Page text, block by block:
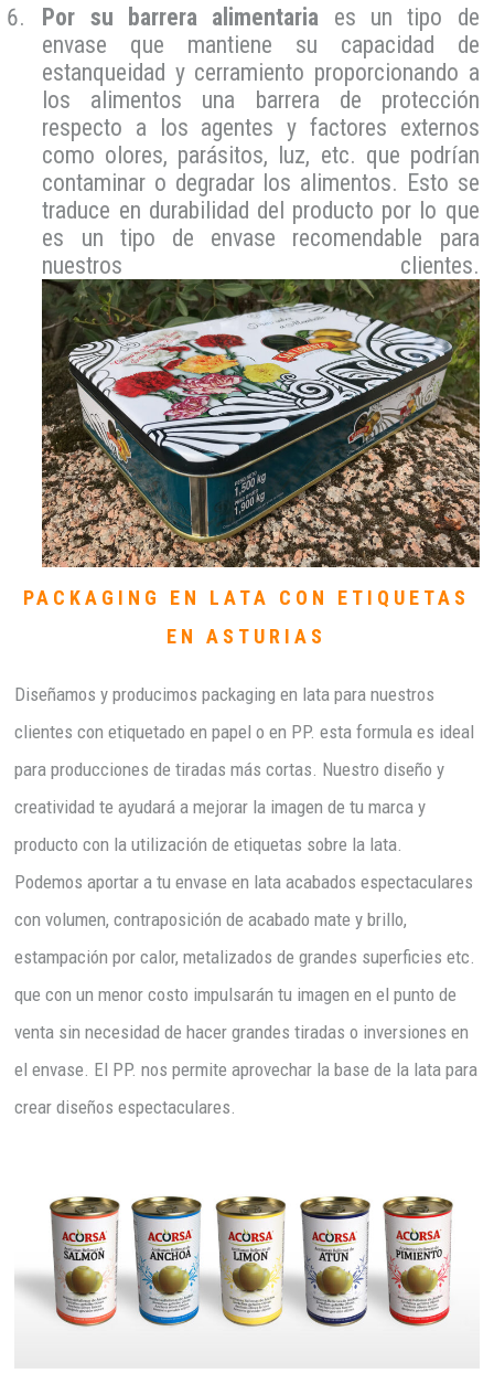
Por su
barrera alimentaria es un tipo de
envase que mantiene su capacidad de
estanqueidad y cerramiento proporcionando a
los alimentos una barrera de protección
respecto a los agentes y factores externos
como olores, parásitos, luz, etc. que podrían
contaminar o degradar los alimentos. Esto se
traduce en durabilidad del producto por lo que
es un tipo de envase recomendable para
nuestros clientes.
PACKAGING EN LATA CON ETIQUETAS
EN ASTURIAS
Diseñamos y producimos packaging en lata para nuestros
clientes con etiquetado en papel o en PP. esta formula es ideal
para producciones de tiradas más cortas. Nuestro diseño y
creatividad te ayudará a mejorar la imagen de tu marca y
producto con la utilización de etiquetas sobre la lata.
Podemos aportar a tu envase en lata acabados espectaculares
con volumen, contraposición de acabado mate y brillo,
estampación por calor, metalizados de grandes superficies etc.
que con un menor costo impulsarán tu imagen en el punto de
venta sin necesidad de hacer grandes tiradas o inversiones en
el envase. El PP. nos permite aprovechar la base de la lata para
crear diseños espectaculares.